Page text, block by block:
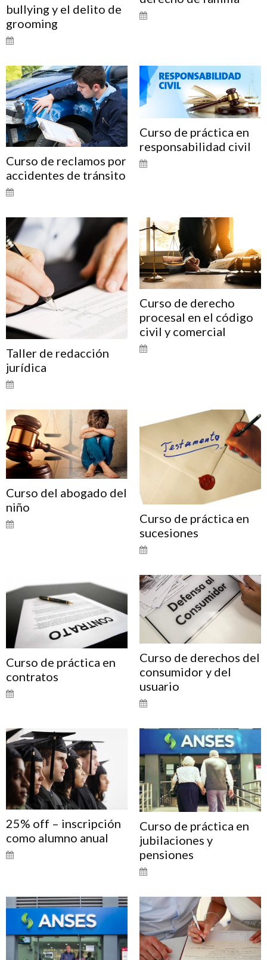
bullying y el delito de
grooming
Curso de reclamos por
accidentes de tránsito
Curso de práctica en
responsabilidad civil
Taller de redacción
jurídica
Curso de derecho
procesal en el código
civil y comercial
Curso del abogado del
niño
Curso de práctica en
sucesiones
Curso de práctica en
contratos
Curso de derechos del
consumidor y del
usuario
25% off – inscripción
como alumno anual
Curso de práctica en
jubilaciones y
pensiones